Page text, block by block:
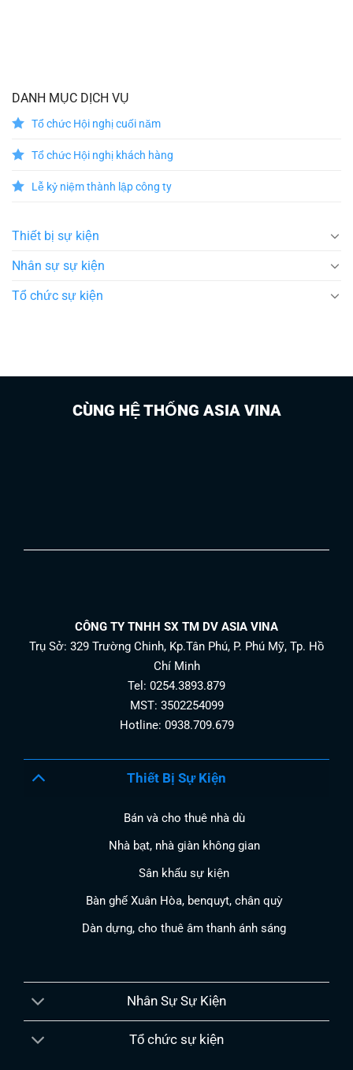
DANH MỤC DỊCH VỤ
Tổ chức Hội nghị cuối năm
Tổ chức Hội nghị khách hàng
Lễ kỷ niệm thành lập công ty
Thiết bị sự kiện
Nhân sự sự kiện
Tổ chức sự kiện
CÙNG HỆ THỐNG ASIA VINA
CÔNG TY TNHH SX TM DV ASIA VINA
Trụ Sở: 329 Trường Chinh, Kp.Tân Phú, P. Phú Mỹ, Tp. Hồ
Chí Minh
Tel: 0254.3893.879
MST: 3502254099
Hotline: 0938.709.679
Thiết Bị Sự Kiện
Bán và cho thuê nhà dù
Nhà bạt, nhà giàn không gian
Sân khấu sự kiện
Bàn ghế Xuân Hòa, benquyt, chân quỳ
Dàn dựng, cho thuê âm thanh ánh sáng
Nhân Sự Sự Kiện
Tổ chức sự kiện